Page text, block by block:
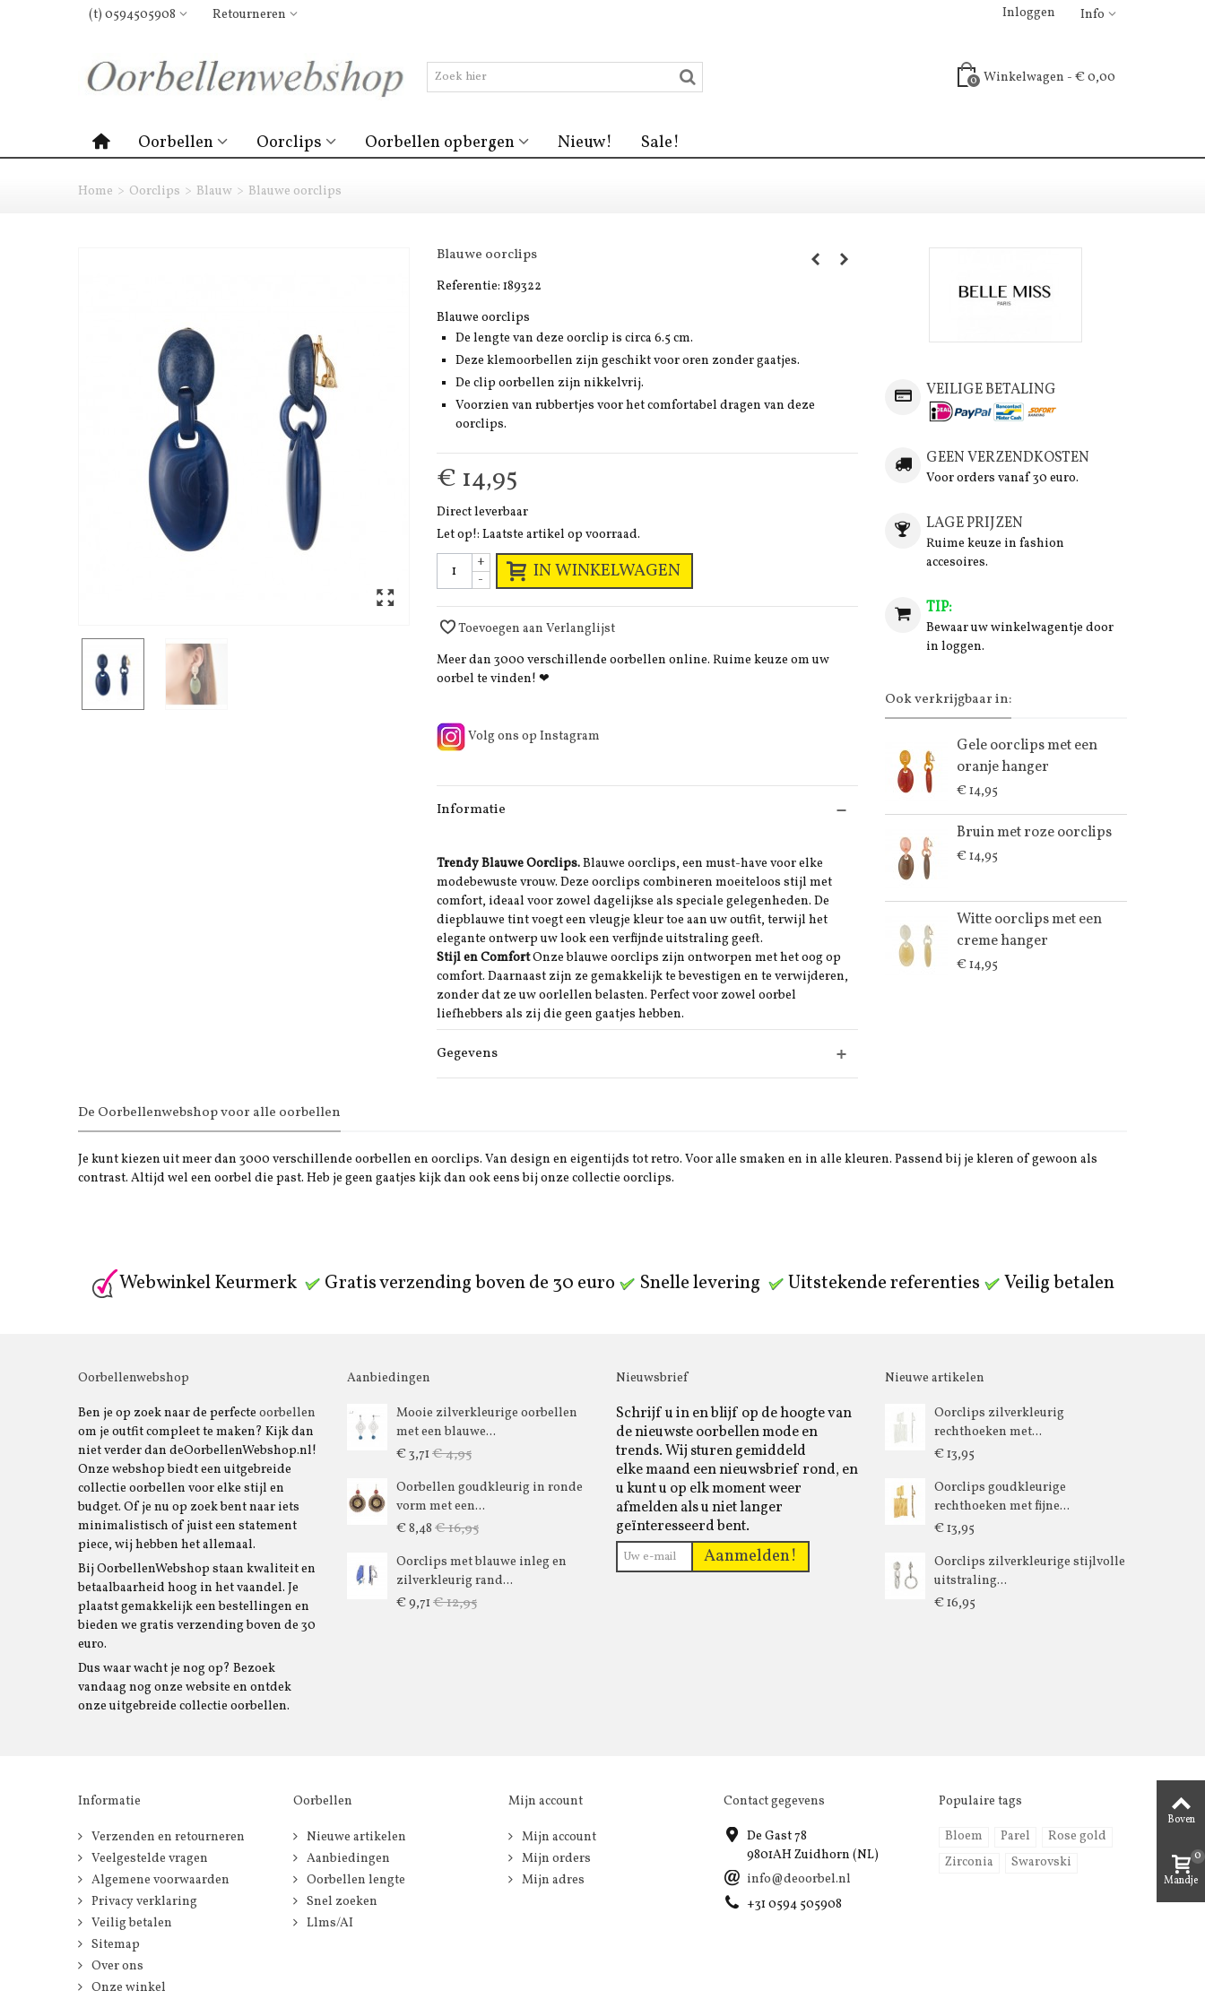
(t) 0594505908 Retourneren Info
Inloggen
0 Winkelwagen - € 0,00
Oorbellen Oorclips Oorbellen opbergen Nieuw! Sale!
Home > Oorclips > Blauw > Blauwe oorclips
Blauwe oorclips
Referentie: 189322
Blauwe oorclips
De lengte van deze oorclip is circa 6.5 cm.
Deze klemoorbellen zijn geschikt voor oren zonder gaatjes.
De clip oorbellen zijn nikkelvrij.
Voorzien van rubbertjes voor het comfortabel dragen van deze
oorclips.
€ 14,95
Direct leverbaar
Let op!: Laatste artikel op voorraad.
-
+ IN WINKELWAGEN
Toevoegen aan Verlanglijst
Meer dan 3000 verschillende oorbellen online. Ruime keuze om uw
oorbel te vinden! ❤
Volg ons op Instagram
Informatie
Trendy Blauwe Oorclips.Blauwe oorclips, een must-have voor elke
modebewuste vrouw. Deze oorclips combineren moeiteloos stijl met
comfort, ideaal voor zowel dagelijkse als speciale gelegenheden. De
diepblauwe tint voegt een vleugje kleur toe aan uw outfit, terwijl het
elegante ontwerp uw look een verfijnde uitstraling geeft.
Stijl en ComfortOnze blauwe oorclips zijn ontworpen met het oog op
comfort. Daarnaast zijn ze gemakkelijk te bevestigen en te verwijderen,
zonder dat ze uw oorlellen belasten. Perfect voor zowel oorbel
liefhebbers als zij die geen gaatjes hebben.
Gegevens
VEILIGE BETALING
GEEN VERZENDKOSTEN
Voor orders vanaf 30 euro.
LAGE PRIJZEN
Ruime keuze in fashion
accesoires.
TIP:
Bewaar uw winkelwagentje door
in loggen.
Ook verkrijgbaar in:
Gele oorclips met een
oranje hanger
€ 14,95
Bruin met roze oorclips
€ 14,95
Witte oorclips met een
creme hanger
€ 14,95
De Oorbellenwebshop voor alle oorbellen
Je kunt kiezen uit meer dan 3000 verschillende oorbellen en oorclips. Van design en eigentijds tot retro. Voor alle smaken en in alle kleuren. Passend bij je kleren of gewoon als
contrast. Altijd wel een oorbel die past. Heb je geen gaatjes kijk dan ook eens bij onze collectie oorclips.
Webwinkel Keurmerk Gratis verzending boven de 30 euro Snelle levering Uitstekende referenties Veilig betalen
Oorbellenwebshop
Ben je op zoek naar de perfecte oorbellen
om je outfit compleet te maken? Kijk dan
niet verder dan deOorbellenWebshop.nl!
Onze webshop biedt een uitgebreide
collectie oorbellen voor elke stijl en
budget. Of je nu op zoek bent naar iets
minimalistisch of juist een statement
piece, wij hebben het allemaal.
Bij OorbellenWebshop staan kwaliteit en
betaalbaarheid hoog in het vaandel. Je
plaatst gemakkelijk een bestellingen en
bieden we gratis verzending boven de 30
euro.
Dus waar wacht je nog op? Bezoek
vandaag nog onze website en ontdek
onze uitgebreide collectie oorbellen.
Aanbiedingen
Mooie zilverkleurige oorbellen
met een blauwe...
€ 3,71 € 4,95
Oorbellen goudkleurig in ronde
vorm met een...
€ 8,48 € 16,95
Oorclips met blauwe inleg en
zilverkleurig rand...
€ 9,71 € 12,95
Nieuwsbrief
Schrijf u in en blijf op de hoogte van
de nieuwste oorbellen mode en
trends. Wij sturen gemiddeld
elke maand een nieuwsbrief rond, en
u kunt u op elk moment weer
afmelden als u niet langer
geïnteresseerd bent.
Aanmelden!
Nieuwe artikelen
Oorclips zilverkleurig
rechthoeken met...
€ 13,95
Oorclips goudkleurige
rechthoeken met fijne...
€ 13,95
Oorclips zilverkleurige stijlvolle
uitstraling...
€ 16,95
Informatie
Verzenden en retourneren
Veelgestelde vragen
Algemene voorwaarden
Privacy verklaring
Veilig betalen
Sitemap
Over ons
Onze winkel
Oorbellen
Nieuwe artikelen
Aanbiedingen
Oorbellen lengte
Snel zoeken
Llms/AI
Mijn account
Mijn account
Mijn orders
Mijn adres
Contact gegevens
De Gast 78
9801AH Zuidhorn (NL)
info@deoorbel.nl
+31 0594 505908
Populaire tags
Bloem Parel
Rose gold
Zirconia
Swarovski
Boven
Mandje
0